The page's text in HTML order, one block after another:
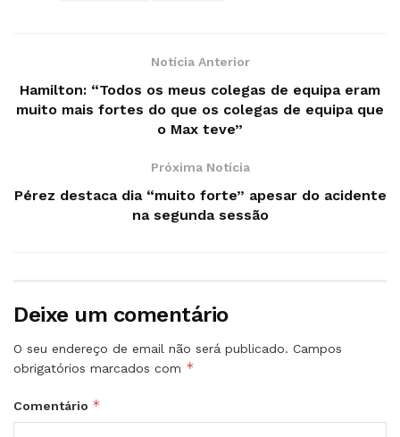
Notícia Anterior
Hamilton: “Todos os meus colegas de equipa eram
muito mais fortes do que os colegas de equipa que
o Max teve”
Próxima Notícia
Pérez destaca dia “muito forte” apesar do acidente
na segunda sessão
Deixe um comentário
O seu endereço de email não será publicado. Campos
obrigatórios marcados com *
Comentário *